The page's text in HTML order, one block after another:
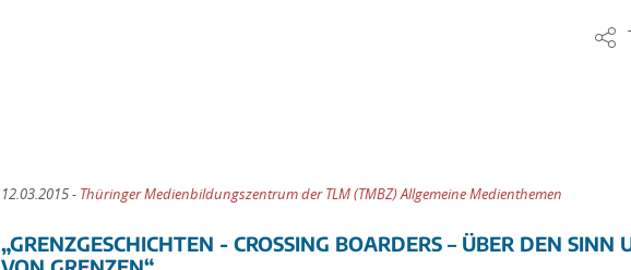
12.03.2015 - Thüringer Medienbildungszentrum der TLM (TMBZ) Allgemeine Medienthemen
„GRENZGESCHICHTEN - CROSSING BOARDERS – ÜBER DEN SINN